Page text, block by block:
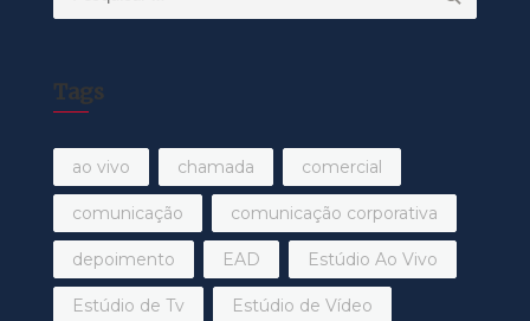
por:
Tags
ao vivo chamada comercial
comunicação comunicação corporativa
depoimento EAD Estúdio Ao Vivo
Estúdio de Tv Estúdio de Vídeo